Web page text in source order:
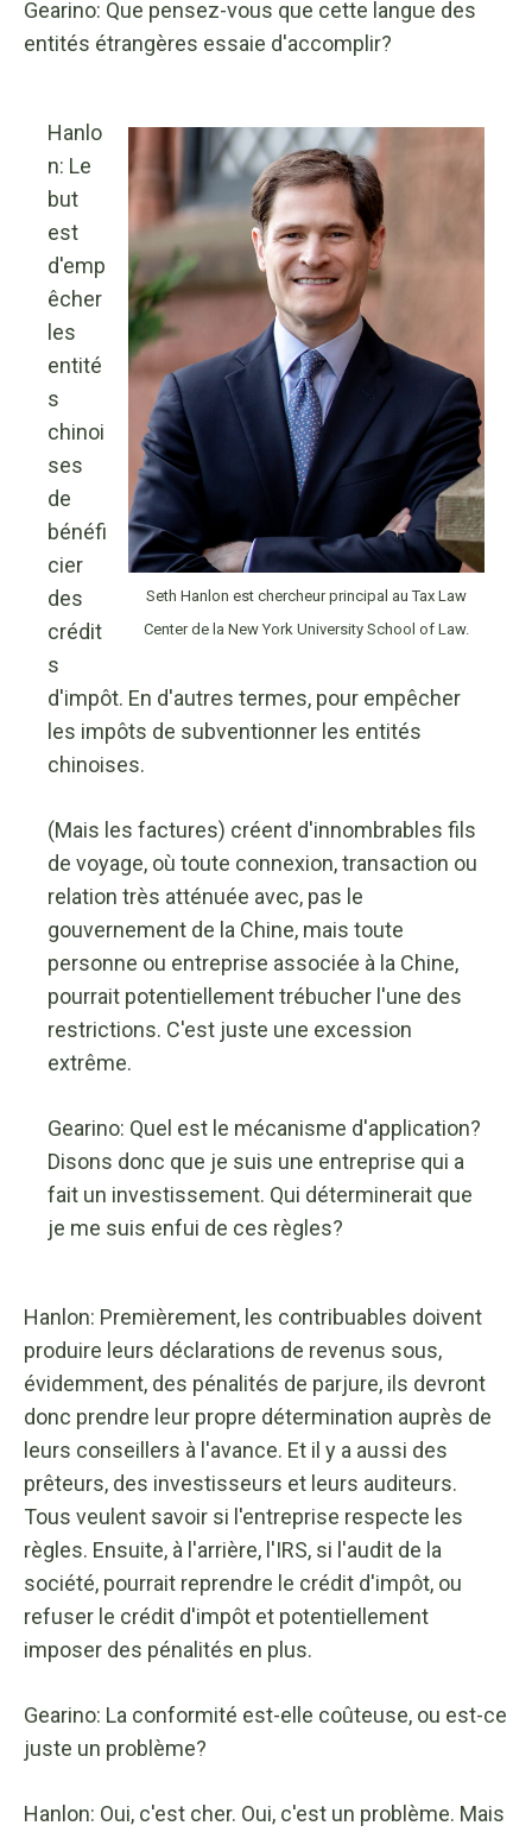
Gearino: Que pensez-vous que cette langue des
entités étrangères essaie d'accomplir?
Seth Hanlon est chercheur principal au Tax Law
Center de la New York University School of Law.
Hanlo
n: Le
but
est
d'emp
êcher
les
entité
s
chinoi
ses
de
bénéfi
cier
des
crédit
s
d'impôt. En d'autres termes, pour empêcher
les impôts de subventionner les entités
chinoises.
(Mais les factures) créent d'innombrables fils
de voyage, où toute connexion, transaction ou
relation très atténuée avec, pas le
gouvernement de la Chine, mais toute
personne ou entreprise associée à la Chine,
pourrait potentiellement trébucher l'une des
restrictions. C'est juste une excession
extrême.
Gearino: Quel est le mécanisme d'application?
Disons donc que je suis une entreprise qui a
fait un investissement. Qui déterminerait que
je me suis enfui de ces règles?
Hanlon: Premièrement, les contribuables doivent
produire leurs déclarations de revenus sous,
évidemment, des pénalités de parjure, ils devront
donc prendre leur propre détermination auprès de
leurs conseillers à l'avance. Et il y a aussi des
prêteurs, des investisseurs et leurs auditeurs.
Tous veulent savoir si l'entreprise respecte les
règles. Ensuite, à l'arrière, l'IRS, si l'audit de la
société, pourrait reprendre le crédit d'impôt, ou
refuser le crédit d'impôt et potentiellement
imposer des pénalités en plus.
Gearino: La conformité est-elle coûteuse, ou est-ce
juste un problème?
Hanlon: Oui, c'est cher. Oui, c'est un problème. Mais